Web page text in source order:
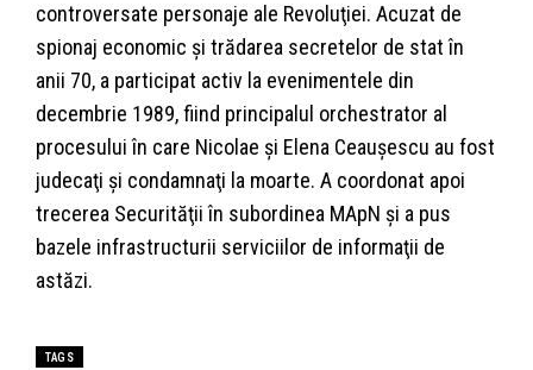
controversate personaje ale Revoluţiei. Acuzat de
spionaj economic și trădarea secretelor de stat în
anii 70, a participat activ la evenimentele din
decembrie 1989, fiind principalul orchestrator al
procesului în care Nicolae şi Elena Ceauşescu au fost
judecaţi şi condamnaţi la moarte. A coordonat apoi
trecerea Securităţii în subordinea MApN şi a pus
bazele infrastructurii serviciilor de informaţii de
astăzi.
TAGS